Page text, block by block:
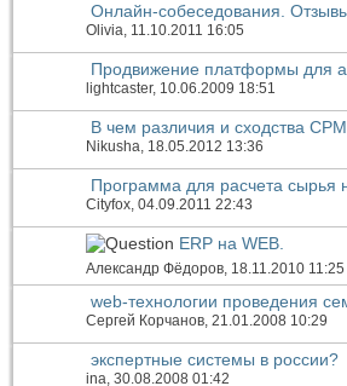
Онлайн-собеседования.
Olivia, 11.10.2011 16:05
Продвижение платформы для
lightcaster, 10.06.2009 18:51
В чем различия и сходства
Nikusha, 18.05.2012 13:36
Программа для расчета сырья
Cityfox, 04.09.2011 22:43
ERP на WEB.
Александр Фёдоров, 18.11.2010 11:25
web-технологии проведения
Сергей Корчанов, 21.01.2008 10:29
экспертные системы в россии?
ina, 30.08.2008 01:42